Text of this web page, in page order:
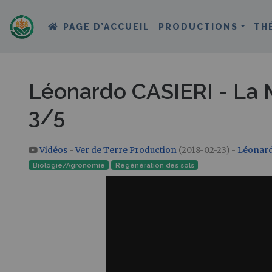
PAGE D’ACCUEIL PRODUCTIONS
Léonardo CASIERI -
3/5
Aller à :navigation,rechercher
Vidéos - Ver de Terre Production (2018-02-23) -
Biologie/Agronomie Régénération des sols